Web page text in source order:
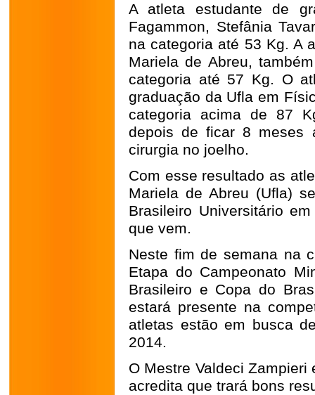
A atleta estudante de
Fagammon, Stefânia
na categoria até 53 Kg. A
Mariela de Abreu,
categoria até 57 Kg. O
graduação da Ufla em
categoria acima de 87
depois de ficar 8 meses
cirurgia no joelho.
Com esse resultado as
Mariela de Abreu (Ufla)
Brasileiro Universitário
que vem.
Neste fim de semana na
Etapa do Campeonato
Brasileiro e Copa do
estará presente na
atletas estão em busca
2014.
O Mestre Valdeci
acredita que trará bons